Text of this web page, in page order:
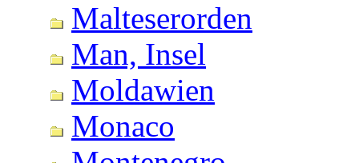
Malteserorden
Man, Insel
Moldawien
Monaco